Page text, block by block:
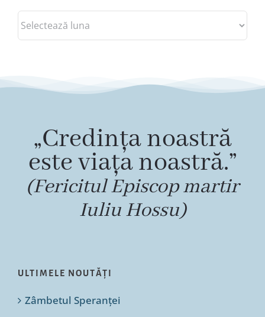
Arhive
„Credința noastră
este viața noastră.”
(Fericitul Episcop martir
Iuliu Hossu)
ULTIMELE NOUTĂȚI
Zâmbetul Speranței